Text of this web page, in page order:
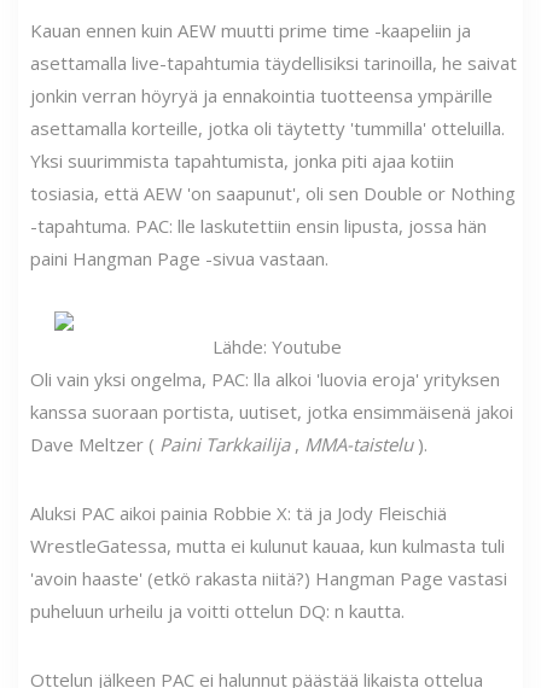
Kauan ennen kuin AEW muutti prime time -kaapeliin ja
asettamalla live-tapahtumia täydellisiksi tarinoilla, he saivat
jonkin verran höyryä ja ennakointia tuotteensa ympärille
asettamalla korteille, jotka oli täytetty 'tummilla' otteluilla.
Yksi suurimmista tapahtumista, jonka piti ajaa kotiin
tosiasia, että AEW 'on saapunut', oli sen Double or Nothing
-tapahtuma. PAC: lle laskutettiin ensin lipusta, jossa hän
paini Hangman Page -sivua vastaan.
Lähde: Youtube
Oli vain yksi ongelma, PAC: lla alkoi 'luovia eroja' yrityksen
kanssa suoraan portista, uutiset, jotka ensimmäisenä jakoi
Dave Meltzer ( Paini Tarkkailija, MMA-taistelu).
Aluksi PAC aikoi painia Robbie X: tä ja Jody Fleischiä
WrestleGatessa, mutta ei kulunut kauaa, kun kulmasta tuli
'avoin haaste' (etkö rakasta niitä?) Hangman Page vastasi
puheluun urheilu ja voitti ottelun DQ: n kautta.
Ottelun jälkeen PAC ei halunnut päästää likaista ottelua